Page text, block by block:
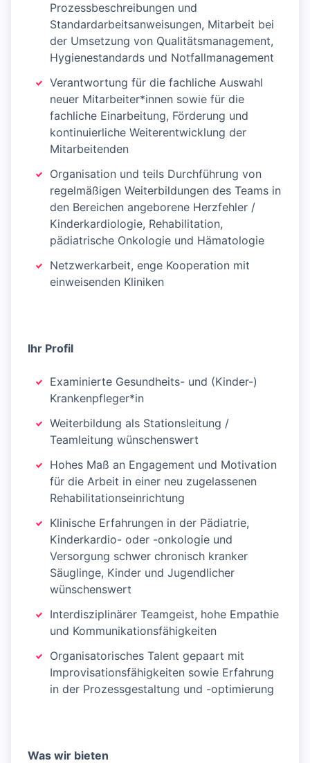
Prozessbeschreibungen und
Standardarbeitsanweisungen, Mitarbeit bei
der Umsetzung von Qualitätsmanagement,
Hygienestandards und Notfallmanagement
Verantwortung für die fachliche Auswahl
neuer Mitarbeiter*innen sowie für die
fachliche Einarbeitung, Förderung und
kontinuierliche Weiterentwicklung der
Mitarbeitenden
Organisation und teils Durchführung von
regelmäßigen Weiterbildungen des Teams in
den Bereichen angeborene Herzfehler /
Kinderkardiologie, Rehabilitation,
pädiatrische Onkologie und Hämatologie
Netzwerkarbeit, enge Kooperation mit
einweisenden Kliniken
Ihr Profil
Examinierte Gesundheits- und (Kinder-)
Krankenpfleger*in
Weiterbildung als Stationsleitung /
Teamleitung wünschenswert
Hohes Maß an Engagement und Motivation
für die Arbeit in einer neu zugelassenen
Rehabilitationseinrichtung
Klinische Erfahrungen in der Pädiatrie,
Kinderkardio- oder -onkologie und
Versorgung schwer chronisch kranker
Säuglinge, Kinder und Jugendlicher
wünschenswert
Interdisziplinärer Teamgeist, hohe Empathie
und Kommunikationsfähigkeiten
Organisatorisches Talent gepaart mit
Improvisationsfähigkeiten sowie Erfahrung
in der Prozessgestaltung und -optimierung
Was wir bieten